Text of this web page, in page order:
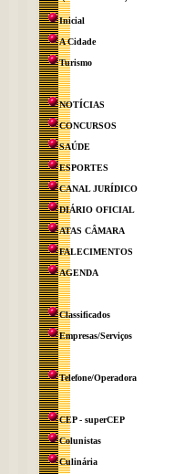
Inicial
A Cidade
Turismo
NOTÍCIAS
CONCURSOS
SAÚDE
ESPORTES
CANAL JURÍDICO
DIÁRIO OFICIAL
ATAS CÂMARA
FALECIMENTOS
AGENDA
Classificados
Empresas/Serviços
Telefone/Operadora
CEP - superCEP
Colunistas
Culinária